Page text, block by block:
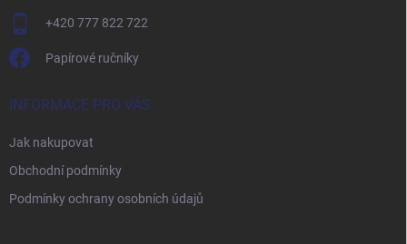
+420 777 822 722
Papírové ručníky
INFORMACE PRO VÁS
Jak nakupovat
Obchodní podmínky
Podmínky ochrany osobních údajů